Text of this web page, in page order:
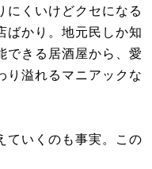
にくいけどクセになる
ばかり。地元民しか知
できる居酒屋から、愛
り溢れるマニアックな
ていくのも事実。この